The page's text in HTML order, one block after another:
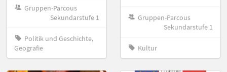
Gruppen-Parcous
Sekundarstufe 1
Politik und Geschichte,
Geografie
Gruppen-Parcous
Sekundarstufe 1
Kultur